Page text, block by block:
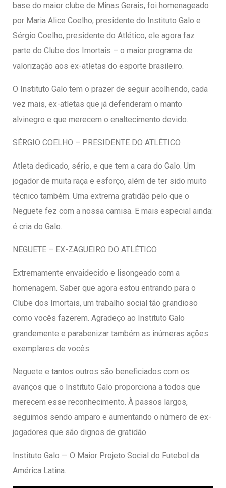
base do maior clube de Minas Gerais, foi homenageado
por Maria Alice Coelho, presidente do Instituto Galo e
Sérgio Coelho, presidente do Atlético, ele agora faz
parte do Clube dos Imortais – o maior programa de
valorização aos ex-atletas do esporte brasileiro.
O Instituto Galo tem o prazer de seguir acolhendo, cada
vez mais, ex-atletas que já defenderam o manto
alvinegro e que merecem o enaltecimento devido.
SÉRGIO COELHO – PRESIDENTE DO ATLÉTICO
Atleta dedicado, sério, e que tem a cara do Galo. Um
jogador de muita raça e esforço, além de ter sido muito
técnico também. Uma extrema gratidão pelo que o
Neguete fez com a nossa camisa. E mais especial ainda:
é cria do Galo.
NEGUETE – EX-ZAGUEIRO DO ATLÉTICO
Extremamente envaidecido e lisongeado com a
homenagem. Saber que agora estou entrando para o
Clube dos Imortais, um trabalho social tão grandioso
como vocês fazerem. Agradeço ao Instituto Galo
grandemente e parabenizar também as inúmeras ações
exemplares de vocês.
Neguete e tantos outros são beneficiados com os
avanços que o Instituto Galo proporciona a todos que
merecem esse reconhecimento. À passos largos,
seguimos sendo amparo e aumentando o número de ex-
jogadores que são dignos de gratidão.
Instituto Galo — O Maior Projeto Social do Futebol da
América Latina.